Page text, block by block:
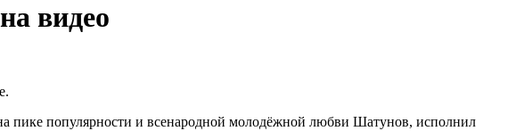
видео
пике популярности и всенародной молодёжной любви Шатунов, исполнил